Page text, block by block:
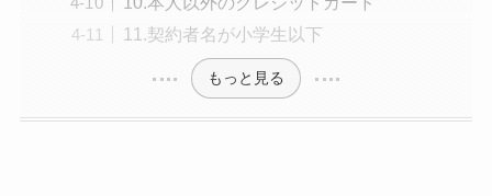
11.契約者名が小学生以下
もっと見る